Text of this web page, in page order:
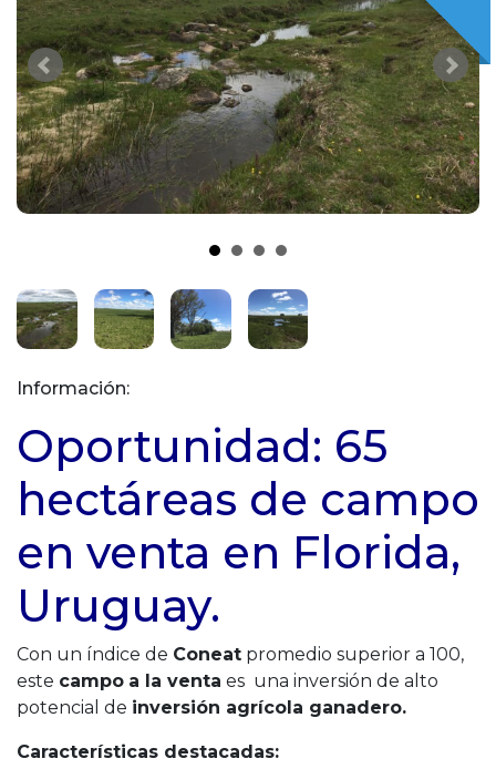
Información:
Oportunidad: 65
hectáreas de campo
en venta en Florida,
Uruguay.
Con un índice de Coneat promedio superior a 100,
este campo a la venta es una inversión de alto
potencial de inversión agrícola ganadero.
Características destacadas: